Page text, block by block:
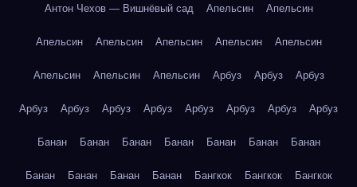
Антон Чехов — Вишнёвый сад Апельсин Апельсин
Апельсин Апельсин Апельсин Апельсин Апельсин
Апельсин Апельсин Апельсин Арбуз Арбуз Арбуз
Арбуз Арбуз Арбуз Арбуз Арбуз Арбуз Арбуз Арбуз
Банан Банан Банан Банан Банан Банан Банан
Банан Банан Банан Банан Бангкок Бангкок Бангкок